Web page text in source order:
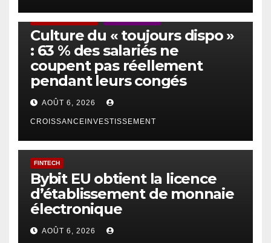
Culture du « toujours dispo »
: 63 % des salariés ne
coupent pas réellement
pendant leurs congés
AOÛT 6, 2026
CROISSANCEINVESTISSEMENT
FINTECH
Bybit EU obtient la licence
d’établissement de monnaie
électronique
AOÛT 6, 2026